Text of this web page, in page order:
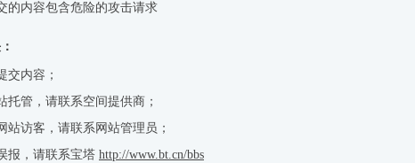
的内容包含危险的攻击请求
交内容；
托管，请联系空间提供商；
站访客，请联系网站管理员；
报，请联系宝塔 http://www.bt.cn/bbs